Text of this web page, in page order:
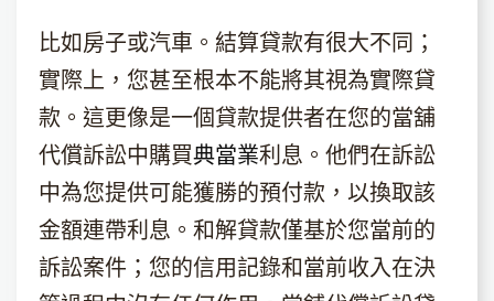
比如房子或汽車。結算貸款有很大不同；
實際上，您甚至根本不能將其視為實際貸
款。這更像是一個貸款提供者在您的當舖
代償訴訟中購買典當業利息。他們在訴訟
中為您提供可能獲勝的預付款，以換取該
金額連帶利息。和解貸款僅基於您當前的
訴訟案件；您的信用記錄和當前收入在決